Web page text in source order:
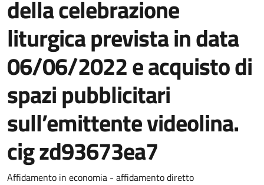
della celebrazione
liturgica prevista in data
06/06/2022 e acquisto di
spazi pubblicitari
sull’emittente videolina.
cig zd93673ea7
Dettaglio del documento
Affidamento in economia - affidamento diretto